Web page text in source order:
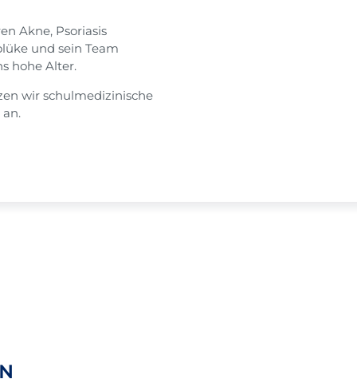
Akne, Psoriasis
und sein Team
hohe Alter.
wir schulmedizinische